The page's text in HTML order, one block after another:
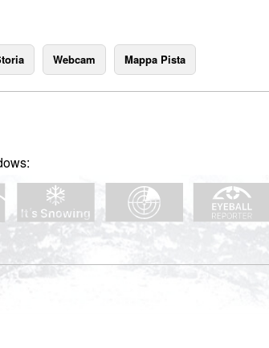
Webcam Mappa Pista